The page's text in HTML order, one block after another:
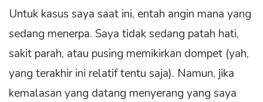
Untuk kasus saya saat ini, entah angin mana yang
sedang menerpa. Saya tidak sedang patah hati,
sakit parah, atau pusing memikirkan dompet (yah,
yang terakhir ini relatif tentu saja). Namun, jika
kemalasan yang datang menyerang yang saya